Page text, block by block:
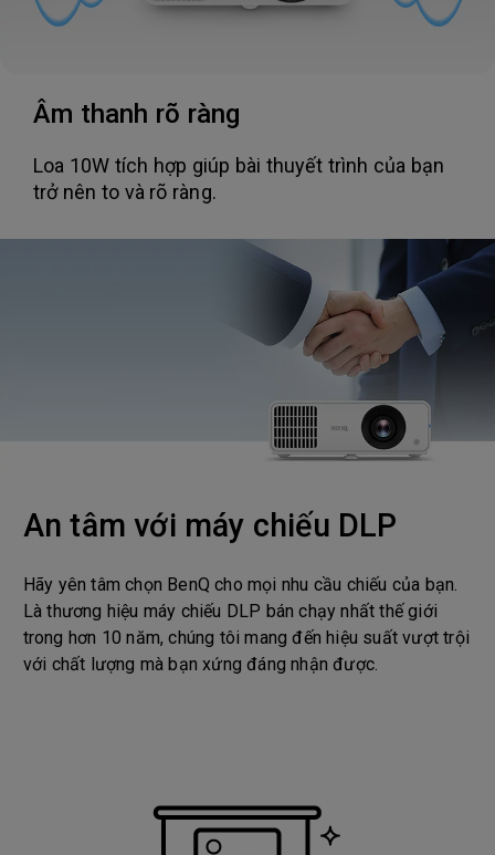
Âm thanh rõ ràng
Loa 10W tích hợp giúp bài thuyết trình của bạn
trở nên to và rõ ràng.
An tâm với máy chiếu DLP
Hãy yên tâm chọn BenQ cho mọi nhu cầu chiếu của bạn.
Là thương hiệu máy chiếu DLP bán chạy nhất thế giới
trong hơn 10 năm, chúng tôi mang đến hiệu suất vượt trội
với chất lượng mà bạn xứng đáng nhận được.